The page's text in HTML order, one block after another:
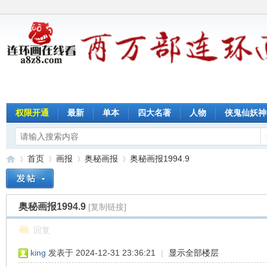
权限开通 最新 单本 四大名著 人物 侠鬼仙妖神
»
首页
›
画报
›
奥秘画报
›
奥秘画报1994.9
奥秘画报1994.9 [复制链接]
回复
king 发表于 2024-12-31 23:36:21 | 显示全部楼层